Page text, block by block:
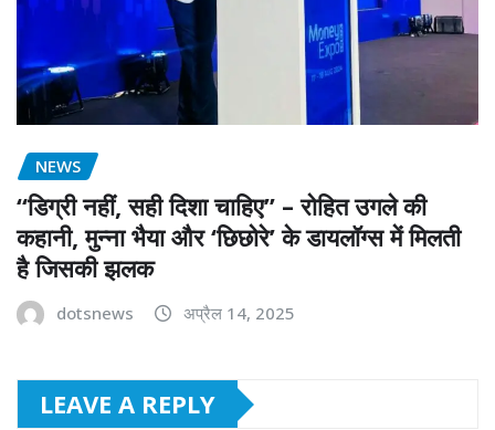
NEWS
“डिग्री नहीं, सही दिशा चाहिए” – रोहित उगले की
कहानी, मुन्ना भैया और ‘छिछोरे’ के डायलॉग्स में मिलती
है जिसकी झलक
dotsnews अप्रैल 14, 2025
LEAVE A REPLY